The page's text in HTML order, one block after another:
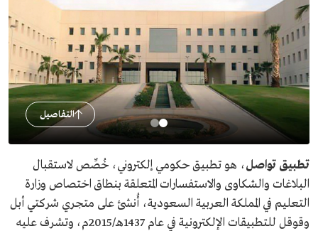
التفاصيل
تطبيق تواصل، هو تطبيق حكومي إلكتروني، خُصِّص لاستقبال
البلاغات والشكاوى والاستفسارات المتعلقة بنطاق اختصاص وزارة
التعليم في المملكة العربية السعودية، أُنشئ على متجري شركتي أبل
وقوقل للتطبيقات الإلكترونية في عام 1437هـ/2015م، وتشرف عليه